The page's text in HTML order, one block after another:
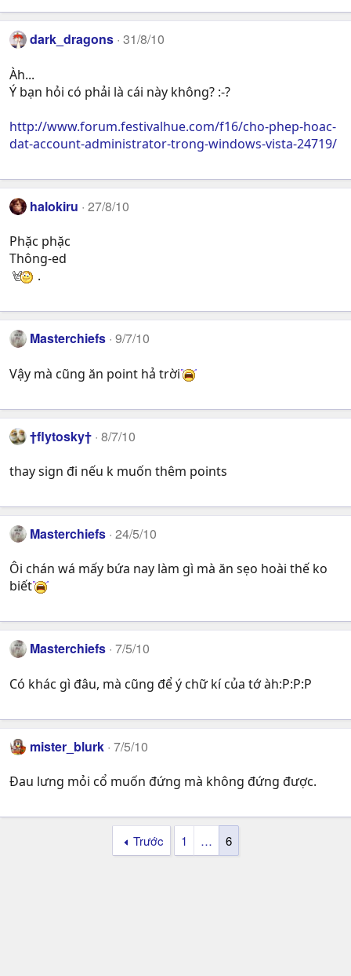
dark_dragons 31/8/10
Àh...
Ý bạn hỏi có phải là cái này không? :-?
http://www.forum.festivalhue.com/f16/cho-phep-hoac-
dat-account-administrator-trong-windows-vista-24719/
halokiru 27/8/10
Phặc phặc
Thông-ed
.
Masterchiefs 9/7/10
Vậy mà cũng ăn point hả trời
†flytosky† 8/7/10
thay sign đi nếu k muốn thêm points
Masterchiefs 24/5/10
Ôi chán wá mấy bứa nay làm gì mà ăn sẹo hoài thế ko
biết
Masterchiefs 7/5/10
Có khác gì đâu, mà cũng để ý chữ kí của tớ àh:P:P:P
mister_blurk 7/5/10
Đau lưng mỏi cổ muốn đứng mà không đứng được.
Trước 1 … 6